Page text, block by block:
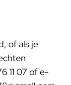
of als je
11 07 of e-